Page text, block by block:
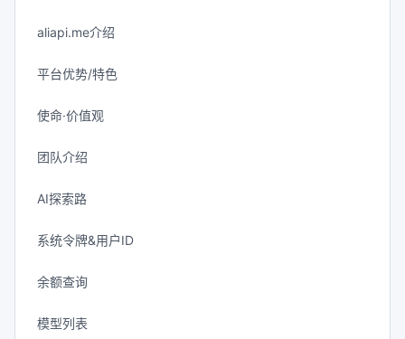
aliapi.me介绍
平台优势/特色
使命·价值观
团队介绍
AI探索路
系统令牌&用户ID
余额查询
模型列表